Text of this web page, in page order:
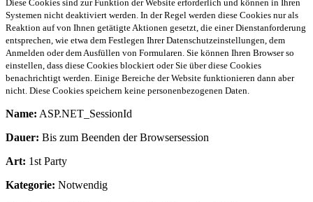
Diese Cookies sind zur Funktion der Website erforderlich und können in Ihren
Systemen nicht deaktiviert werden. In der Regel werden diese Cookies nur als
Reaktion auf von Ihnen getätigte Aktionen gesetzt, die einer Dienstanforderung
entsprechen, wie etwa dem Festlegen Ihrer Datenschutzeinstellungen, dem
Anmelden oder dem Ausfüllen von Formularen. Sie können Ihren Browser so
einstellen, dass diese Cookies blockiert oder Sie über diese Cookies
benachrichtigt werden. Einige Bereiche der Website funktionieren dann aber
nicht. Diese Cookies speichern keine personenbezogenen Daten.
Name: ASP.NET_SessionId
Dauer: Bis zum Beenden der Browsersession
Art: 1st Party
Kategorie: Notwendig